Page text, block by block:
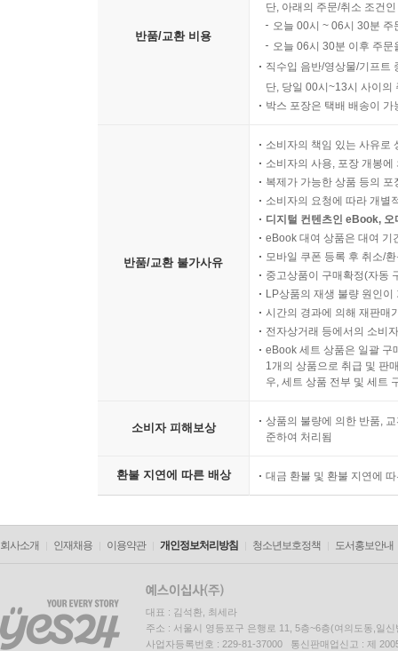
반품/교환 비용
단, 아래의 주문/취소 조건
오늘 00시 ~ 06시 30분
오늘 06시 30분 이후 주
직수입 음반/영상물/기프트
단, 당일 00시~13시 사이의
박스 포장은 택배 배송이
반품/교환 불가사유
소비자의 책임 있는 사유로
소비자의 사용, 포장 개봉
복제가 가능한 상품 등의
소비자의 요청에 따라 개별
디지털 컨텐츠인 eBook,
eBook 대여 상품은 대여 기
모바일 쿠폰 등록 후 취소/
중고상품이 구매확정(자동
LP상품의 재생 불량 원인
시간의 경과에 의해 재판매
전자상거래 등에서의 소비
eBook 세트 상품은 일괄 구
1개의 상품으로 취급 및 판
우, 세트 상품 전부 및 세트
소비자 피해보상
상품의 불량에 의한 반품,
준하여 처리됨
환불 지연에 따른 배상 대금 환불 및 환불 지연에
회사소개 인재채용 이용약관 개인정보처리방침 청소년보호정책 도서홍보안내
대표 : 김석환, 최세라
주소 : 서울시 영등포구 은행로 11, 5층~6층(여의도동,일신
사업자등록번호 : 229-81-37000 통신판매업신고 : 제